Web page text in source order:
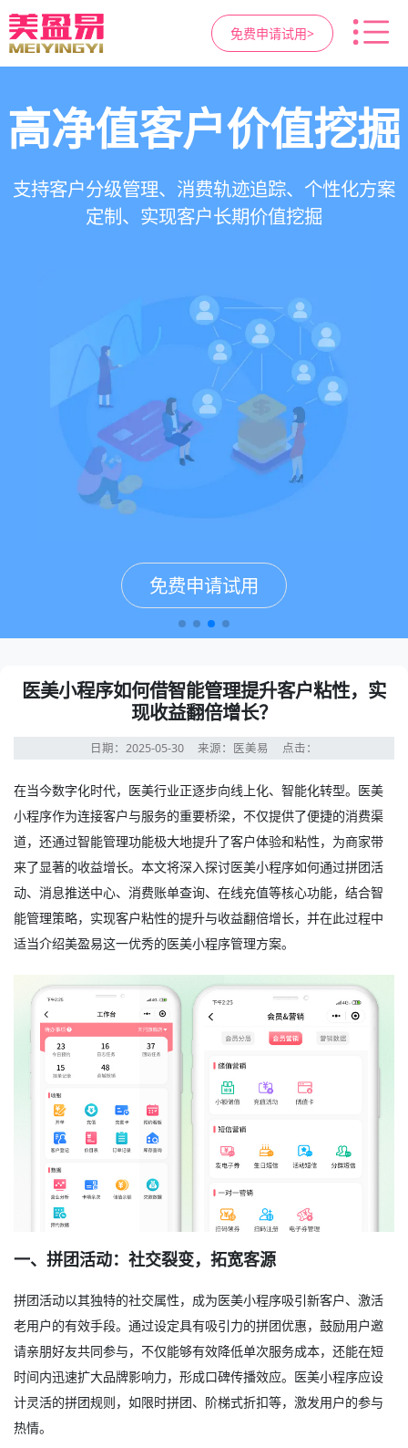
免费申请试用>
智慧医美管理系统
一站式解决医美机构预约、咨询、手术安排、会
员管理、财务核算全流程管理
免费申请试用
医疗资源调度管理
支持电子病历、医生排班、手术室管理、智能预
约分配，科学安排医疗资源
免费申请试用
高净值客户价值挖掘
支持客户分级管理、消费轨迹追踪、个性化方案
定制、实现客户长期价值挖掘
免费申请试用
营销与私域运营
提供小程序商城、私域scrm、项目套餐、裂变分
销多种营销工具，助力获客与转化
免费申请试用
医美小程序如何借智能管理提升客户粘性，实
现收益翻倍增长？
日期：2025-05-30 来源：医美易 点击：
在当今数字化时代，医美行业正逐步向线上化、智能化转型。 医美
小程序作为连接客户与服务的重要桥梁，不仅提供了便捷的消费渠
道，还通过智能管理功能极大地提升了客户体验和粘性，为商家带
来了显著的收益增长。本文将深入探讨医美小程序如何通过拼团活
动、消息推送中心、消费账单查询、在线充值等核心功能，结合智
能管理策略，实现客户粘性的提升与收益翻倍增长，并在此过程中
适当介绍美盈易这一优秀的医美小程序管理方案。
一、拼团活动：社交裂变，拓宽客源
拼团活动以其独特的社交属性，成为医美小程序吸引新客户、激活
老用户的有效手段。通过设定具有吸引力的拼团优惠，鼓励用户邀
请亲朋好友共同参与，不仅能够有效降低单次服务成本，还能在短
时间内迅速扩大品牌影响力，形成口碑传播效应。医美小程序应设
计灵活的拼团规则，如限时拼团、阶梯式折扣等，激发用户的参与
热情。